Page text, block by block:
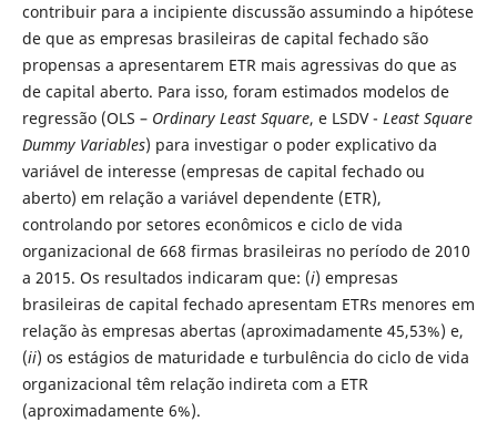
contribuir para a incipiente discussão assumindo a hipótese
de que as empresas brasileiras de capital fechado são
propensas a apresentarem ETR mais agressivas do que as
de capital aberto. Para isso, foram estimados modelos de
regressão (OLS – Ordinary Least Square, e LSDV - Least Square
Dummy Variables) para investigar o poder explicativo da
variável de interesse (empresas de capital fechado ou
aberto) em relação a variável dependente (ETR),
controlando por setores econômicos e ciclo de vida
organizacional de 668 firmas brasileiras no período de 2010
a 2015. Os resultados indicaram que: (i) empresas
brasileiras de capital fechado apresentam ETRs menores em
relação às empresas abertas (aproximadamente 45,53%) e,
(ii) os estágios de maturidade e turbulência do ciclo de vida
organizacional têm relação indireta com a ETR
(aproximadamente 6%).